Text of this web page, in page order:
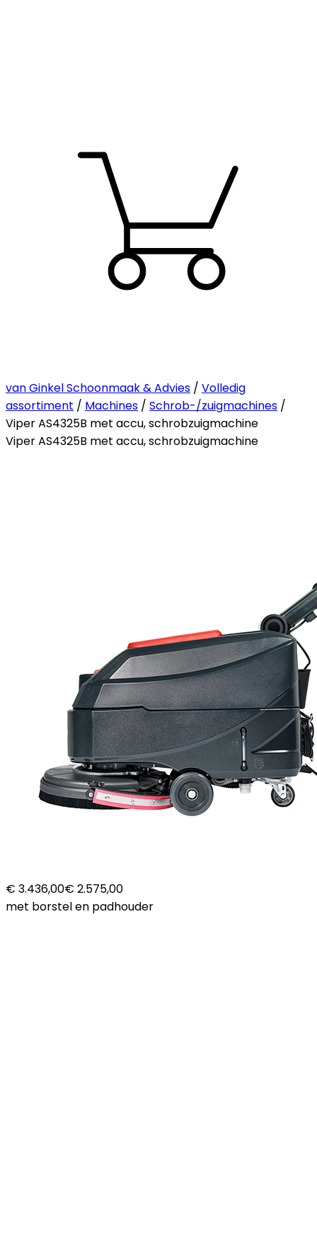
van Ginkel Schoonmaak & Advies / Volledig
assortiment / Machines / Schrob-/zuigmachines /
Viper AS4325B met accu, schrobzuigmachine
Viper AS4325B met accu, schrobzuigmachine
€ 3.436,00€ 2.575,00
met borstel en padhouder